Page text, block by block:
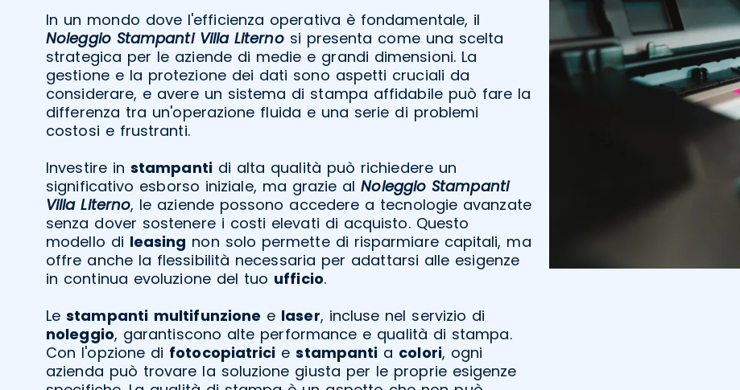
In un mondo dove l'efficienza operativa è fondamentale, il
Noleggio Stampanti Villa Liternosi presenta come una scelta
strategica per le aziende di medie e grandi dimensioni. La
gestione e la protezione dei dati sono aspetti cruciali da
considerare, e avere un sistema di stampa affidabile può fare la
differenza tra un'operazione fluida e una serie di problemi
costosi e frustranti.
Investire in stampantidi alta qualità può richiedere un
significativo esborso iniziale, ma grazie alNoleggio Stampanti
Villa Literno, le aziende possono accedere a tecnologie avanzate
senza dover sostenere i costi elevati di acquisto. Questo
modello di leasing non solo permette di risparmiare capitali, ma
offre anche la flessibilità necessaria per adattarsi alle esigenze
in continua evoluzione del tuo ufficio.
Lestampanti multifunzione e laser, incluse nel servizio di
noleggio, garantiscono alte performance e qualità di stampa.
Con l'opzione di fotocopiatrici estampanti a colori, ogni
azienda può trovare la soluzione giusta per le proprie esigenze